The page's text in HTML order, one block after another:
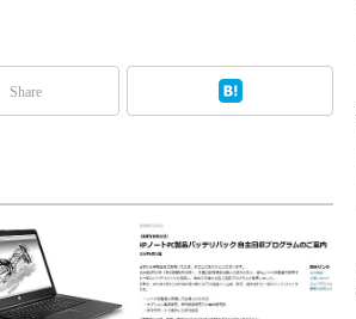
Share